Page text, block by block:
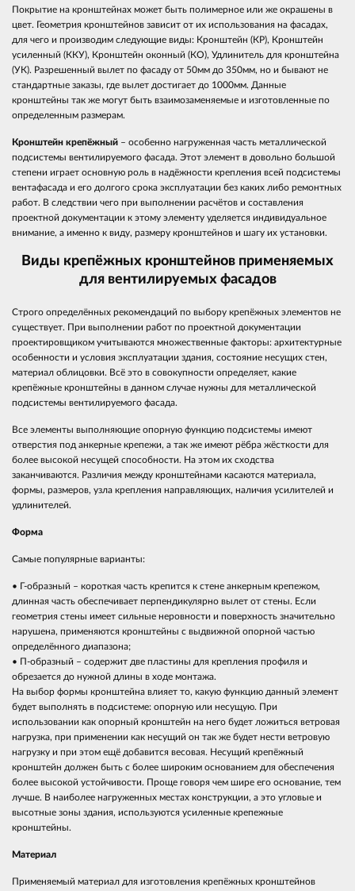
Покрытие на кронштейнах может быть полимерное или же окрашены в
цвет. Геометрия кронштейнов зависит от их использования на фасадах,
для чего и производим следующие виды: Кронштейн (КР), Кронштейн
усиленный (ККУ), Кронштейн оконный (КО), Удлинитель для кронштейна
(УК). Разрешенный вылет по фасаду от 50мм до 350мм, но и бывают не
стандартные заказы, где вылет достигает до 1000мм. Данные
кронштейны так же могут быть взаимозаменяемые и изготовленные по
определенным размерам.
Кронштейн крепёжный – особенно нагруженная часть металлической
подсистемы вентилируемого фасада. Этот элемент в довольно большой
степени играет основную роль в надёжности крепления всей подсистемы
вентафасада и его долгого срока эксплуатации без каких либо ремонтных
работ. В следствии чего при выполнении расчётов и составления
проектной документации к этому элементу уделяется индивидуальное
внимание, а именно к виду, размеру кронштейнов и шагу их установки.
Виды крепёжных кронштейнов применяемых
для вентилируемых фасадов
Строго определённых рекомендаций по выбору крепёжных элементов не
существует. При выполнении работ по проектной документации
проектировщиком учитываются множественные факторы: архитектурные
особенности и условия эксплуатации здания, состояние несущих стен,
материал облицовки. Всё это в совокупности определяет, какие
крепёжные кронштейны в данном случае нужны для металлической
подсистемы вентилируемого фасада.
Все элементы выполняющие опорную функцию подсистемы имеют
отверстия под анкерные крепежи, а так же имеют рёбра жёсткости для
более высокой несущей способности. На этом их сходства
заканчиваются. Различия между кронштейнами касаются материала,
формы, размеров, узла крепления направляющих, наличия усилителей и
удлинителей.
Форма
Самые популярные варианты:
• Г-образный – короткая часть крепится к стене анкерным крепежом,
длинная часть обеспечивает перпендикулярно вылет от стены. Если
геометрия стены имеет сильные неровности и поверхность значительно
нарушена, применяются кронштейны с выдвижной опорной частью
определённого диапазона;
• П-образный – содержит две пластины для крепления профиля и
обрезается до нужной длины в ходе монтажа.
На выбор формы кронштейна влияет то, какую функцию данный элемент
будет выполнять в подсистеме: опорную или несущую. При
использовании как опорный кронштейн на него будет ложиться ветровая
нагрузка, при применении как несущий он так же будет нести ветровую
нагрузку и при этом ещё добавится весовая. Несущий крепёжный
кронштейн должен быть с более широким основанием для обеспечения
более высокой устойчивости. Проще говоря чем шире его основание, тем
лучше. В наиболее нагруженных местах конструкции, а это угловые и
высотные зоны здания, используются усиленные крепежные
кронштейны.
Материал
Применяемый материал для изготовления крепёжных кронштейнов